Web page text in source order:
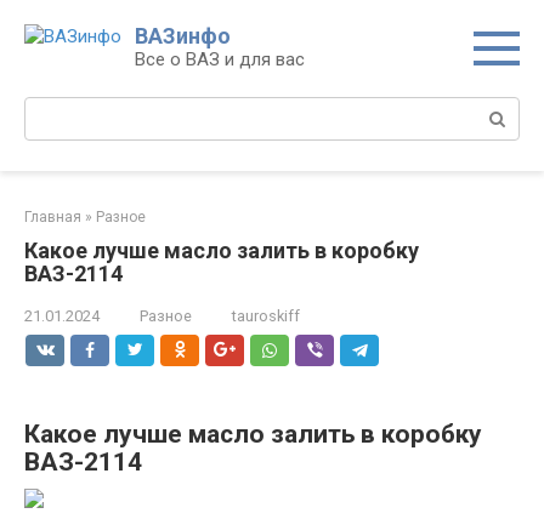
ВАЗинфо
Все о ВАЗ и для вас
Поиск:
Главная » Разное
Какое лучше масло залить в коробку
ВАЗ-2114
21.01.2024 Разное tauroskiff
Какое лучше масло залить в коробку
ВАЗ-2114